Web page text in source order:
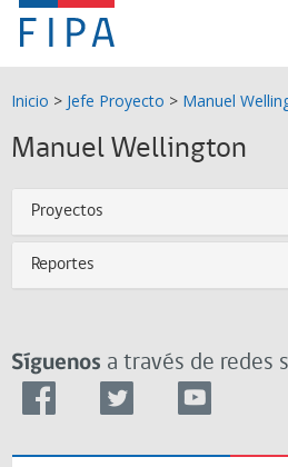
Fondo
de
Investigación
Pesquera
y
Acuicultura
(FIPA)-
FIPA;
Fondo
Investigación
y
Acuicultira
Inicio > Jefe Proyecto > Manuel
Manuel Wellington
Proyectos
Reportes
Síguenos a través de redes